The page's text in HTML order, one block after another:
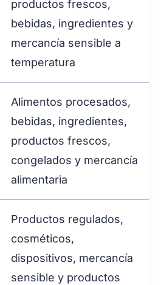
productos frescos,
bebidas, ingredientes y
mercancía sensible a
temperatura
Alimentos procesados,
bebidas, ingredientes,
productos frescos,
congelados y mercancía
alimentaria
Productos regulados,
cosméticos,
dispositivos, mercancía
sensible y productos